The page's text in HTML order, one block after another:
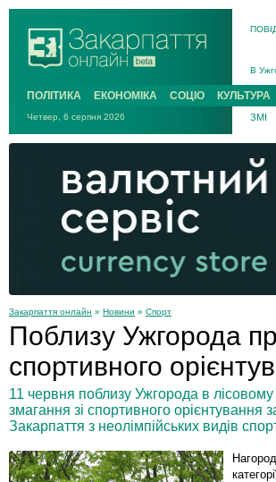
В
В
На
На
ПОЛІТИКА ЕКОНОМІКА СОЦІО КУЛЬТУРА
Четвер, 6 серпня 2026 ЗМІ
Закарпаття онлайн » Новини » Спорт
Поблизу Ужгорода
спортивного
11 червня поблизу Ужгорода в
змагання зі спортивного орієнтування
Закарпаття з неолімпійських видів